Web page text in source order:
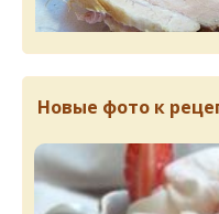
Новые фото к